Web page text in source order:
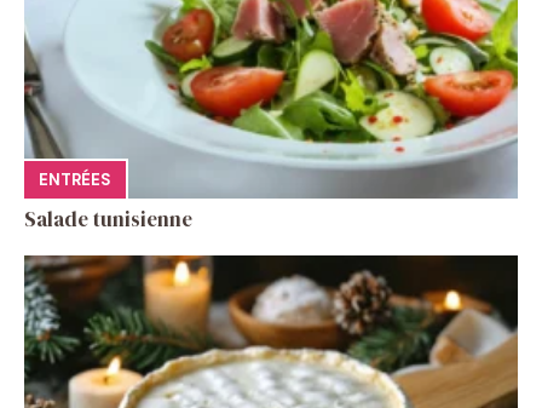
ENTRÉES
Salade tunisienne